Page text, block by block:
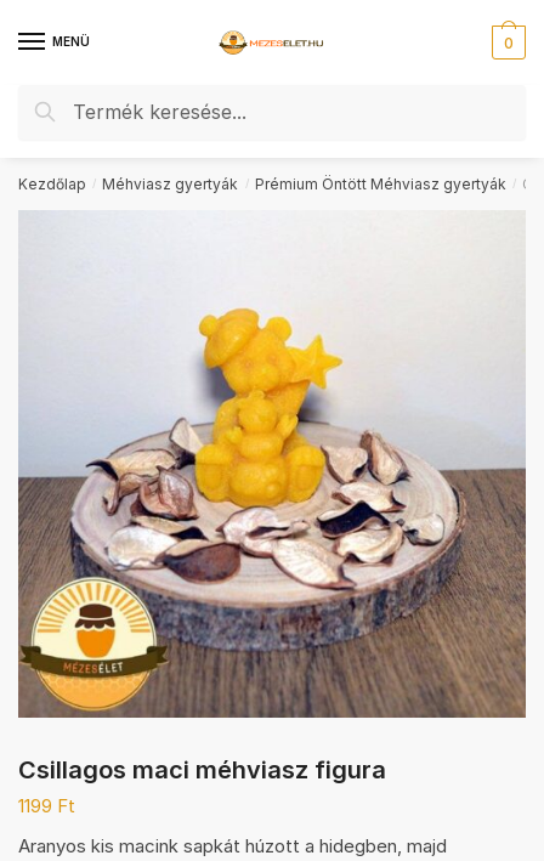
MENÜ
Keresés
Keresés
0
Kezdőlap / Méhviasz gyertyák / Prémium Öntött Méhviasz gyertyák /
Csillagos maci méhviasz figura
1199 Ft
Aranyos kis macink sapkát húzott a hidegben, majd